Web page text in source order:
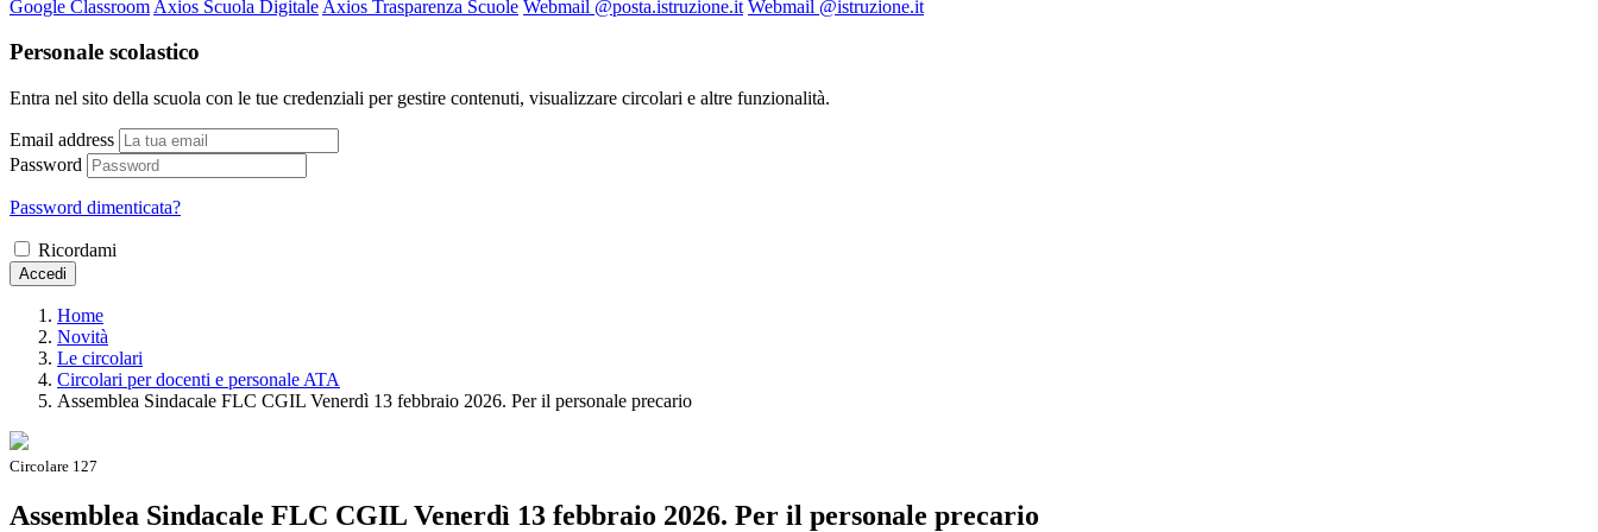
Google Classroom Axios Scuola Digitale Axios Trasparenza Scuole Webmail @posta.istruzione.it Webmail @istruzione.it
Personale scolastico
Entra nel sito della scuola con le tue credenziali per gestire contenuti, visualizzare circolari e altre funzionalità.
Email address
Password
Password dimenticata?
Ricordami
Accedi
Home
Novità
Le circolari
Circolari per docenti e personale ATA
Assemblea Sindacale FLC CGIL Venerdì 13 febbraio 2026. Per il personale precario
Circolare 127
Assemblea Sindacale FLC CGIL Venerdì 13 febbraio 2026. Per il personale precario